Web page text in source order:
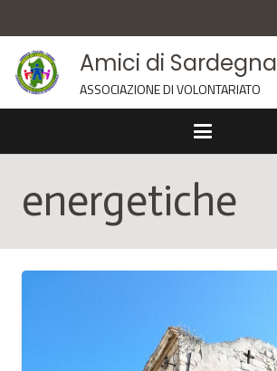
Amici di Sardegna
ASSOCIAZIONE DI VOLONTARIATO
energetiche